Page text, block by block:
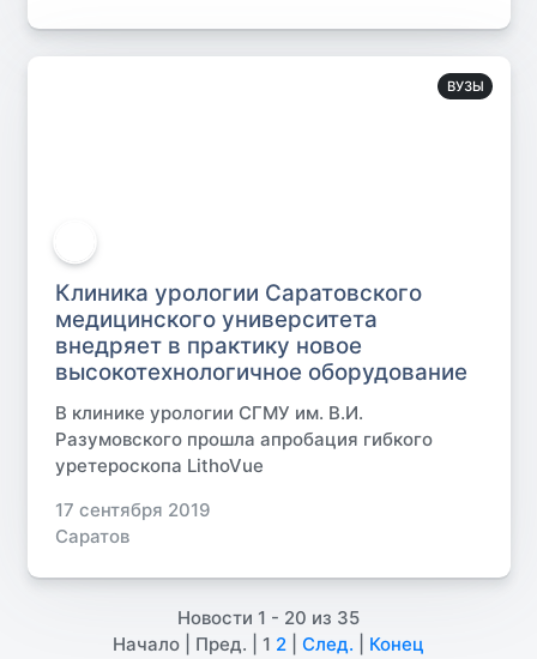
ВУЗЫ
Клиника урологии Саратовского
медицинского университета
внедряет в практику новое
высокотехнологичное оборудование
В клинике урологии СГМУ им. В.И.
Разумовского прошла апробация гибкого
уретероскопа LithoVue
17 сентября 2019
Саратов
Новости 1 - 20 из 35
Начало | Пред. | 1 2 След. Конец